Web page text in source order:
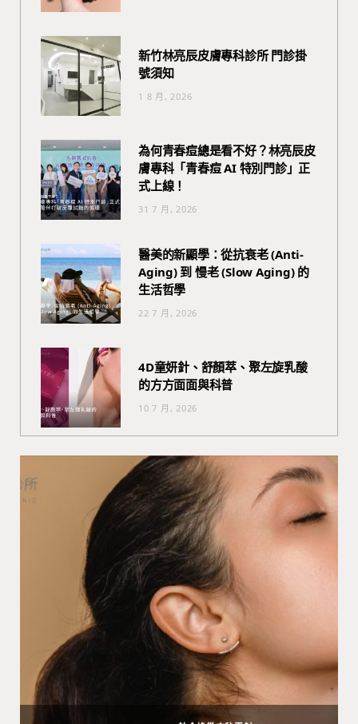
新竹林亮辰皮膚專科診所 門診掛
號須知
1 8 月, 2026
為何青春痘總是看不好？林亮辰皮
膚專科「青春痘 AI 特別門診」正
式上線！
31 7 月, 2026
醫美的新顯學：從抗衰老 (Anti-
Aging) 到 慢老 (Slow Aging) 的
生活哲學
22 7 月, 2026
4D童妍針、舒顏萃、聚左旋乳酸
的方方面面與科普
10 7 月, 2026